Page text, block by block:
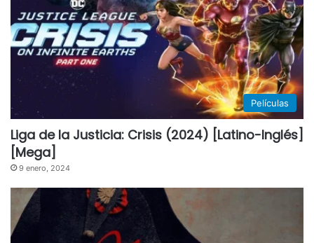
Películas
Liga de la Justicia: Crisis (2024) [Latino-Inglés]
[Mega]
9 enero, 2024